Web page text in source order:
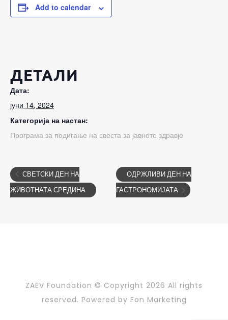
Add to calendar
ДЕТАЛИ
Дата:
јуни 14, 2024
Категорија на настан:
Програма за подигање на свеста за јавното здравје
СВЕТСКИ ДЕН НА
ЖИВОТНАТА СРЕДИНА
ОДРЖЛИВИ ДЕН НА
ГАСТРОНОМИЈАТА
ZAEV Foundation © Copyright 2026 All rights
reserved. Powered by Eon Marketing